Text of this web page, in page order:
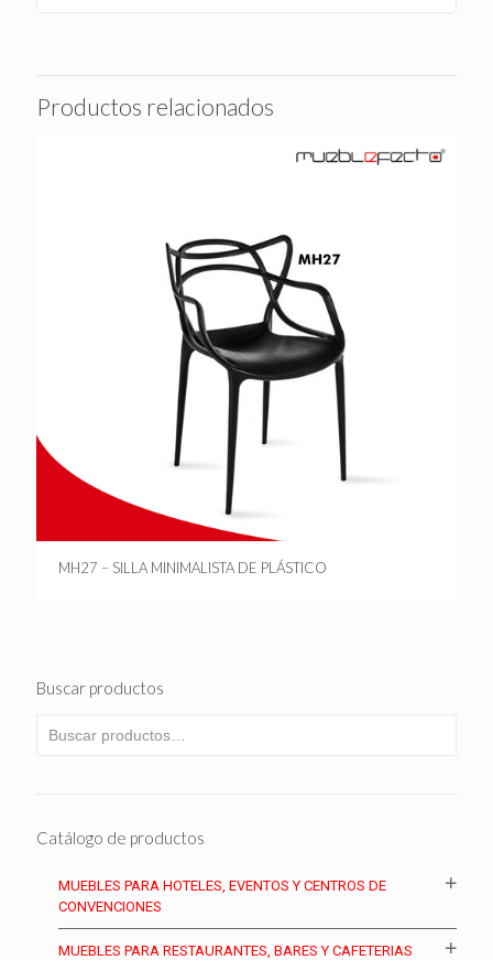
Productos relacionados
MH27 – SILLA MINIMALISTA DE PLÁSTICO
Buscar productos
Catálogo de productos
MUEBLES PARA HOTELES, EVENTOS Y CENTROS DE
CONVENCIONES
MUEBLES PARA RESTAURANTES, BARES Y CAFETERIAS